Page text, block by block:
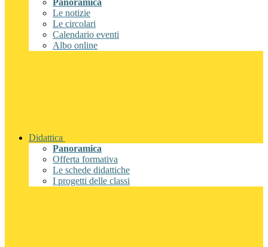
Panoramica
Le notizie
Le circolari
Calendario eventi
Albo online
Didattica
Panoramica
Offerta formativa
Le schede didattiche
I progetti delle classi